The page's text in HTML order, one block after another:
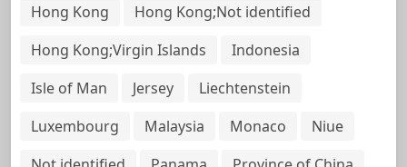
Hong Kong
Hong Kong;Not identified
Hong Kong;Virgin Islands
Indonesia
Isle of Man
Jersey
Liechtenstein
Luxembourg
Malaysia Monaco
Niue